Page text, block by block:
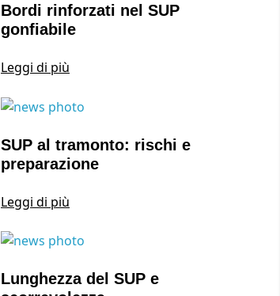
Bordi rinforzati nel SUP
gonfiabile
Leggi di più
SUP al tramonto: rischi e
preparazione
Leggi di più
Lunghezza del SUP e